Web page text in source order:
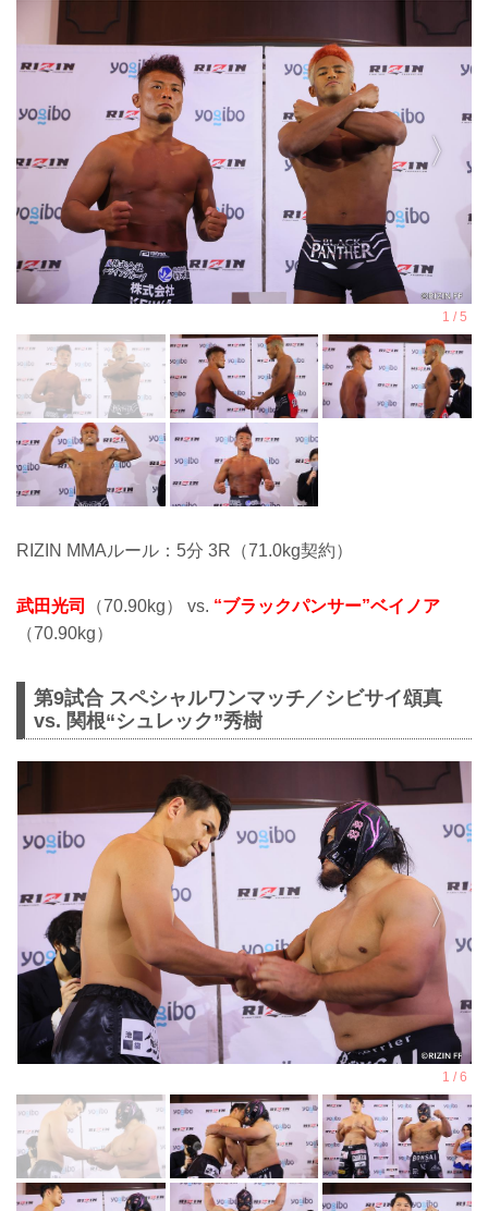
RIZIN MMAルール：5分 3R（71.0kg契約）
武田光司 （70.90kg） vs. “ブラックパンサー”ベイノア
（70.90kg）
第9試合 スペシャルワンマッチ／シビサイ頌真
vs. 関根“シュレック”秀樹